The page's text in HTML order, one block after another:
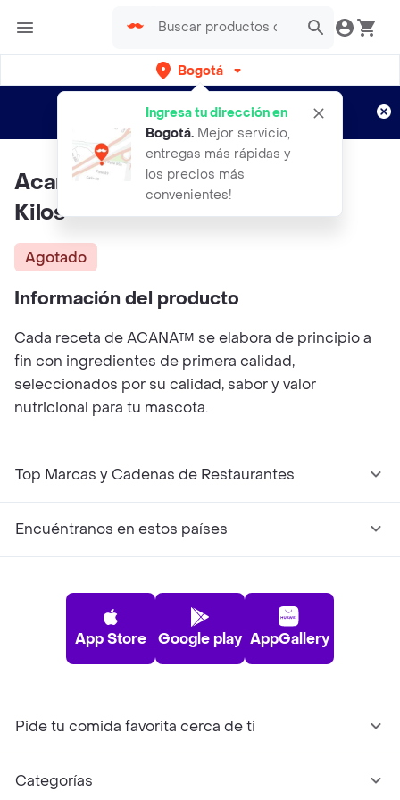
Bogotá
Ingresa tu dirección en
Bogotá. Mejor servicio,
entregas más rápidas y
los precios más
convenientes!
envíos gratis por semanas
Aplican TyC
Acana Free Run Poultry X 5.90
Kilos
Agotado
Información del producto
Cada receta de ACANA™ se elabora de principio a
fin con ingredientes de primera calidad,
seleccionados por su calidad, sabor y valor
nutricional para tu mascota.
Top Marcas y Cadenas de Restaurantes
Encuéntranos en estos países
App Store Google play AppGallery
Pide tu comida favorita cerca de ti
Categorías